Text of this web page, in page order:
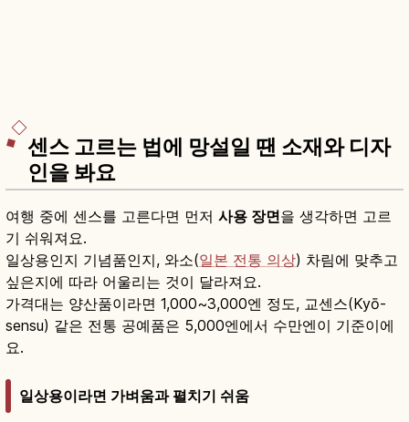
센스 고르는 법에 망설일 땐 소재와 디자
인을 봐요
여행 중에 센스를 고른다면 먼저 사용 장면을 생각하면 고르
기 쉬워져요.
일상용인지 기념품인지, 와소(일본 전통 의상) 차림에 맞추고
싶은지에 따라 어울리는 것이 달라져요.
가격대는 양산품이라면 1,000~3,000엔 정도, 교센스(Kyō-
sensu) 같은 전통 공예품은 5,000엔에서 수만엔이 기준이에
요.
일상용이라면 가벼움과 펼치기 쉬움